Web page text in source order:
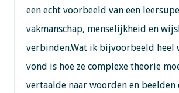
een echt voorbeeld van een
vakmanschap, menselijkheid en
verbinden.Wat ik bijvoorbeeld heel
vond is hoe ze complexe theorie
vertaalde naar woorden en